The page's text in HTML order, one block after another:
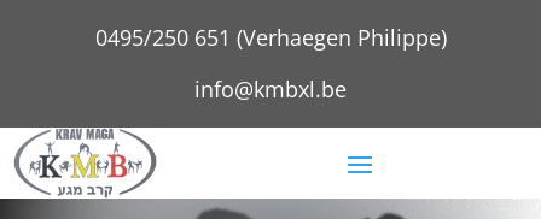
0495/250 651 (Verhaegen Philippe)
info@kmbxl.be